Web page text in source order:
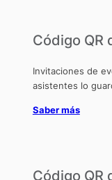
Código QR
Invitaciones de
asistentes lo
Saber más
Código QR